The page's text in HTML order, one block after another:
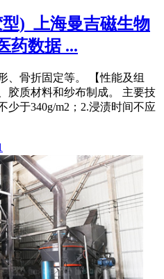
)_上海曼吉磁生物
药数据 ...
、骨折固定等。 【性能及组
胶质材料和纱布制成。 主要技
少于340g/m2；2.浸渍时间不应